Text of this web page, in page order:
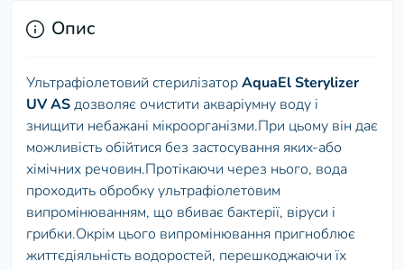
Опис
Ультрафіолетовий стерилізаторAquaEl Sterylizer
UV ASдозволяє очистити акваріумну воду і
знищити небажані мікроорганізми.При цьому він дає
можливість обійтися без застосування яких-або
хімічних речовин.Протікаючи через нього, вода
проходить обробку ультрафіолетовим
випромінюванням, що вбиває бактерії, віруси і
грибки.Окрім цього випромінювання пригноблює
життєдіяльність водоростей, перешкоджаючи їх